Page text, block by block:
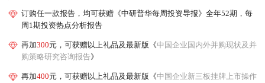
订购任一款报告，均可获赠《中研普华每周投资导报》全年52期，每
周1期投资热点分析报告
再加300元，可获赠以上礼品及最新版《中国企业国内外并购现状及并
购策略研究咨询报告》
再加400元，可获赠以上礼品及最新版《中国企业新三板挂牌上市操作